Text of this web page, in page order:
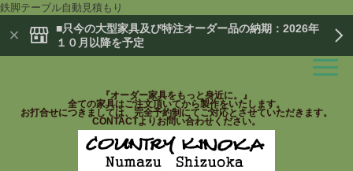
鉄脚テーブル自動見積もり
■只今の大型家具及び特注オーダー品の納期：2026年
１０月以降を予定
『オーダー家具をもっと身近に。』
全ての家具はご注文頂いてから製作をいたします。
お打合せにつきましては、完全予約制にてご対応とさせていただきます。
CONTACTよりお問い合わせください。